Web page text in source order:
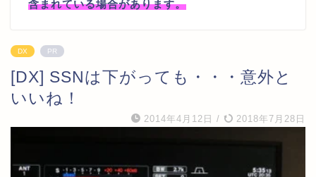
含まれている場合があります。
DX PR
[DX] SSNは下がっても・・・意外と
いいね！
2014年4月12日 / 2018年7月28日